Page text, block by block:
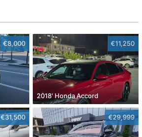
€8,000 €11,250
2018' Honda Accord
€31,500 €29,999